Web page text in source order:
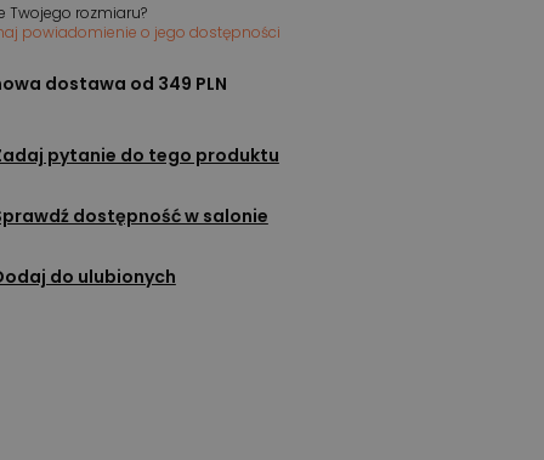
Twojego rozmiaru?
powiadomienie o jego dostępności
dostawa od 349 PLN
pytanie do tego produktu
dostępność w salonie
do ulubionych